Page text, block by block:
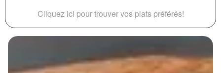
Cliquez ici pour trouver vos plats préférés!